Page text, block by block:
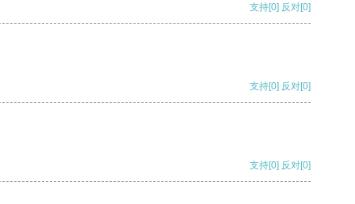
支持[0] 反对[0]
支持[0] 反对[0]
支持[0] 反对[0]